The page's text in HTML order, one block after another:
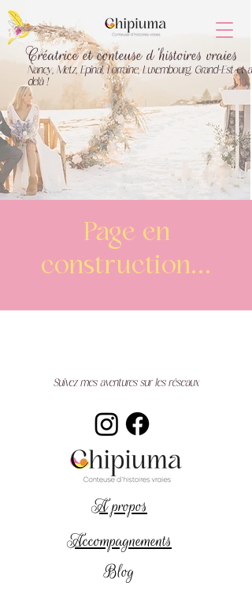
Créatrice et conteuse d'histoires vraies
Nancy, Metz, Epinal, Lorraine, Luxembourg, Grand-Est et au
delà !
Page en
construction...
Suivez mes aventures sur les réseaux
A propos
Accompagnements
Blog